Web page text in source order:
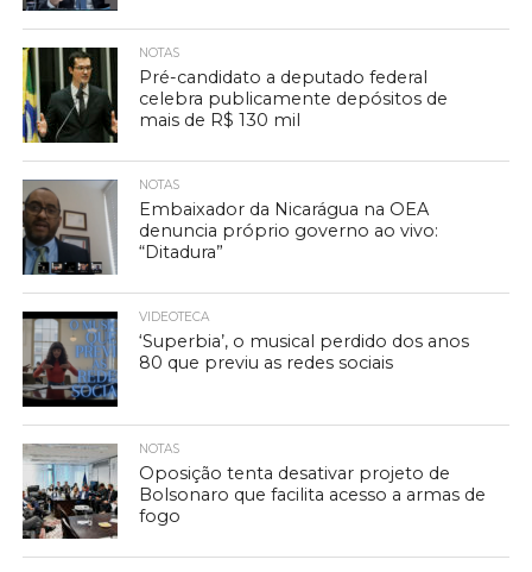
NOTAS
Pré-candidato a deputado federal
celebra publicamente depósitos de
mais de R$ 130 mil
NOTAS
Embaixador da Nicarágua na OEA
denuncia próprio governo ao vivo:
“Ditadura”
VIDEOTECA
‘Superbia’, o musical perdido dos anos
80 que previu as redes sociais
NOTAS
Oposição tenta desativar projeto de
Bolsonaro que facilita acesso a armas de
fogo